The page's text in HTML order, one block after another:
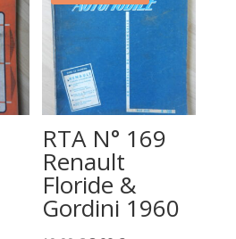
RTA N° 169
Renault
Floride &
Gordini 1960